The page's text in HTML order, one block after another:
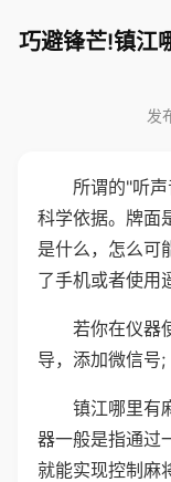
巧避锋芒!镇江
发
所谓的"听
科学依据。牌面
是什么，怎么可
了手机或者使用
若你在仪器
导，添加微信号
镇江哪里有
器一般是指通过
就能实现控制麻